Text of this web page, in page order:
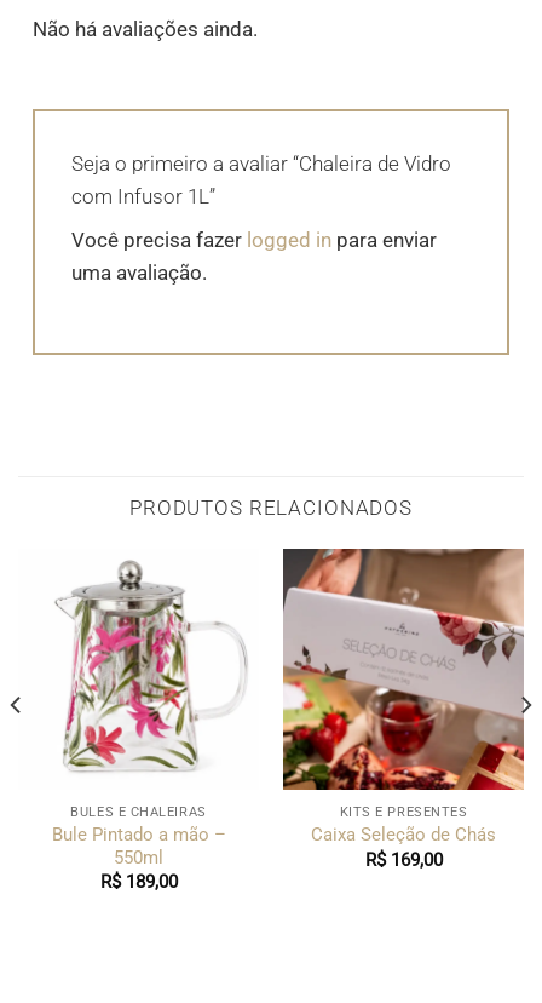
Não há avaliações ainda.
Seja o primeiro a avaliar “Chaleira de Vidro
com Infusor 1L”
Você precisa fazer logged in para enviar
uma avaliação.
PRODUTOS RELACIONADOS
BULES E CHALEIRAS
Bule Pintado a mão –
550ml
R$189,00
KITS E PRESENTES
Caixa Seleção de Chás
R$169,00